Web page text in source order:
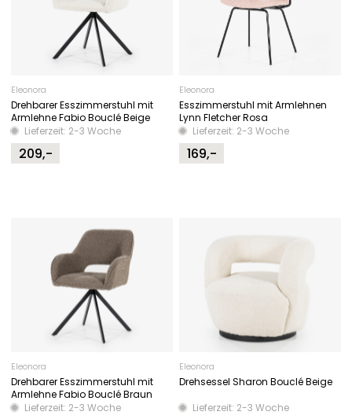
Eleonora
Drehbarer Esszimmerstuhl mit
Armlehne Fabio Bouclé Beige
Lieferzeit: 2-3 Woche
209,-
Eleonora
Esszimmerstuhl mit Armlehnen
Lynn Fletcher Rosa
Lieferzeit: 2-3 Woche
169,-
Eleonora
Drehbarer Esszimmerstuhl mit
Armlehne Fabio Bouclé Braun
Lieferzeit: 2-3 Woche
Eleonora
Drehsessel Sharon Bouclé Beige
Lieferzeit: 2-3 Woche